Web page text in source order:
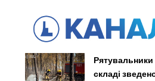
Рятувальники
складі